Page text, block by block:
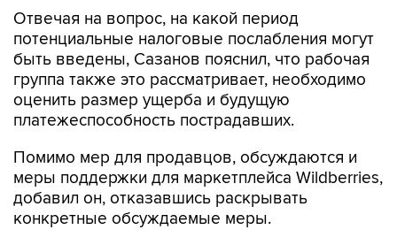
Отвечая на вопрос, на какой период
потенциальные налоговые послабления могут
быть введены, Сазанов пояснил, что рабочая
группа также это рассматривает, необходимо
оценить размер ущерба и будущую
платежеспособность пострадавших.
Помимо мер для продавцов, обсуждаются и
меры поддержки для маркетплейса Wildberries,
добавил он, отказавшись раскрывать
конкретные обсуждаемые меры.